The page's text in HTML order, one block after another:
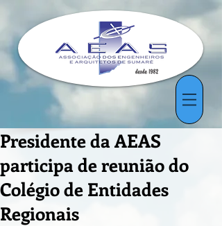
Presidente da AEAS
participa de reunião do
Colégio de Entidades
Regionais